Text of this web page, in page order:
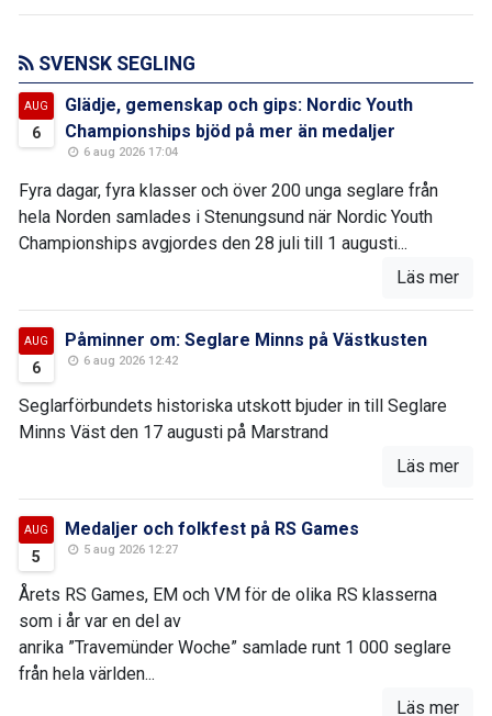
SVENSK SEGLING
AUG
6
Glädje, gemenskap och gips: Nordic Youth
Championships bjöd på mer än medaljer
6 aug 2026 17:04
Fyra dagar, fyra klasser och över 200 unga seglare från
hela Norden samlades i Stenungsund när Nordic Youth
Championships avgjordes den 28 juli till 1 augusti...
Läs mer
AUG
6
Påminner om: Seglare Minns på Västkusten
6 aug 2026 12:42
Seglarförbundets historiska utskott bjuder in till Seglare
Minns Väst den 17 augusti på Marstrand
Läs mer
AUG
5
Medaljer och folkfest på RS Games
5 aug 2026 12:27
Årets RS Games, EM och VM för de olika RS klasserna
som i år var en del av
anrika ”Travemünder Woche” samlade runt 1 000 seglare
från hela världen...
Läs mer